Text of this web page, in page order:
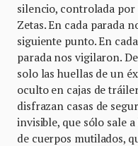
silencio, controlada
Zetas. En cada parada
siguiente punto. En
parada nos vigilaron.
solo las huellas de un
oculto en cajas de
disfrazan casas de
invisible, que sólo sale
de cuerpos mutilados,